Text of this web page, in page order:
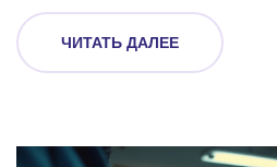
ЧИТАТЬ ДАЛЕЕ